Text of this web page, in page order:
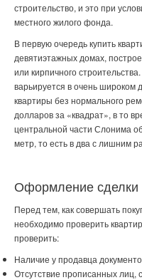
строительство, и это при
местного жилого фонда.
В первую очередькупить
девятиэтажных домах,
или кирпичного
варьируется в очень широком
квартиры без нормального
долларов за «квадрат», в то
центральной части Слонима
метр, то есть в два с лишним
Оформление сделки
Перед тем, как совершать
необходимо проверить
проверить:
Наличие у продавца
Отсутствие прописанных лиц,